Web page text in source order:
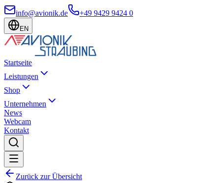
info@avionik.de +49 9429 9424 0
EN
Startseite
Leistungen
Shop
Unternehmen
News
Webcam
Kontakt
Zurück zur Übersicht